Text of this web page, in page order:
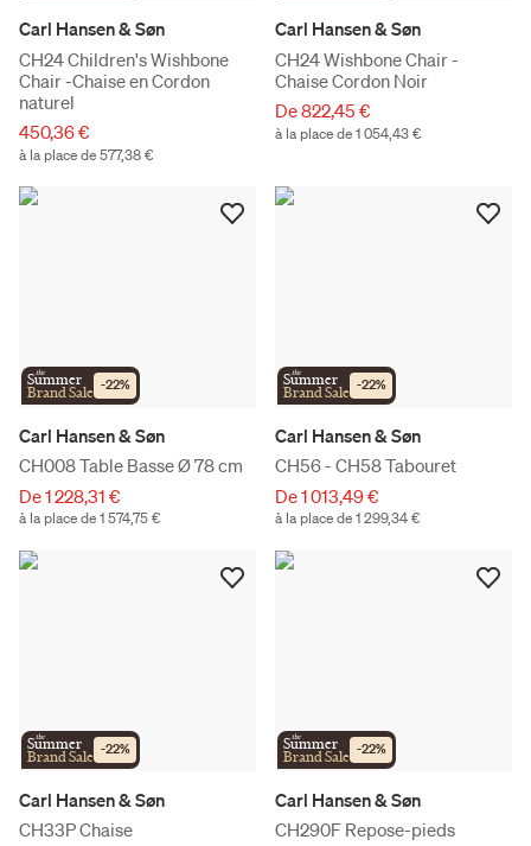
Carl Hansen & Søn
CH24 Children's Wishbone
Chair -Chaise en Cordon
naturel
450,36 €
à la place de 577,38 €
Carl Hansen & Søn
CH24 Wishbone Chair -
Chaise Cordon Noir
De 822,45 €
à la place de 1 054,43 €
the
Summer
Brand Sale -22%
Carl Hansen & Søn
CH008 Table Basse Ø 78 cm
De 1 228,31 €
à la place de 1 574,75 €
the
Summer
Brand Sale -22%
Carl Hansen & Søn
CH56 - CH58 Tabouret
De 1 013,49 €
à la place de 1 299,34 €
the
Summer
Brand Sale -22%
Carl Hansen & Søn
CH33P Chaise
the
Summer
Brand Sale -22%
Carl Hansen & Søn
CH290F Repose-pieds